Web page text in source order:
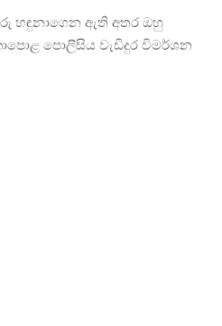
හඳුනාගෙන ඇති අතර ඔහු
පොලීසිය වැඩිදුර විමර්ශන